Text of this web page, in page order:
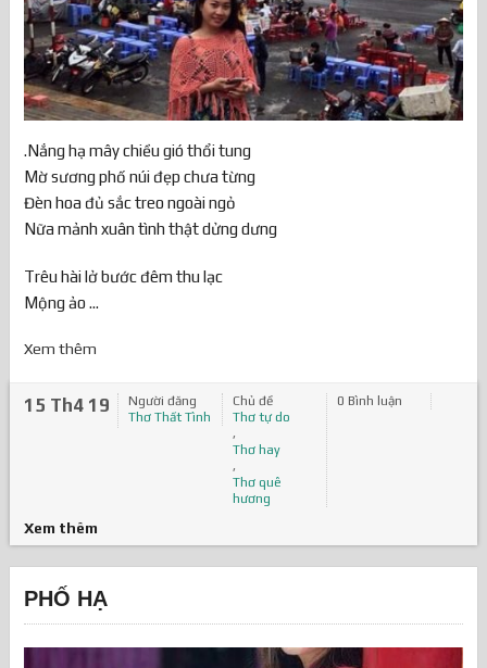
.Nắng hạ mây chiều gió thổi tung
Mờ sương phố núi đẹp chưa từng
Đèn hoa đủ sắc treo ngoài ngỏ
Nữa mảnh xuân tình thật dửng dưng
Trêu hài lở bước đêm thu lạc
Mộng ảo ...
Xem thêm
15 Th4 19
Người đăng
Thơ Thất Tình
Chủ đề
Thơ tự do
,
Thơ hay
,
Thơ quê
hương
0 Bình luận
Xem thêm
PHỐ HẠ